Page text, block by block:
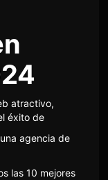
atractivo,
éxito de
agencia de
las 10 mejores